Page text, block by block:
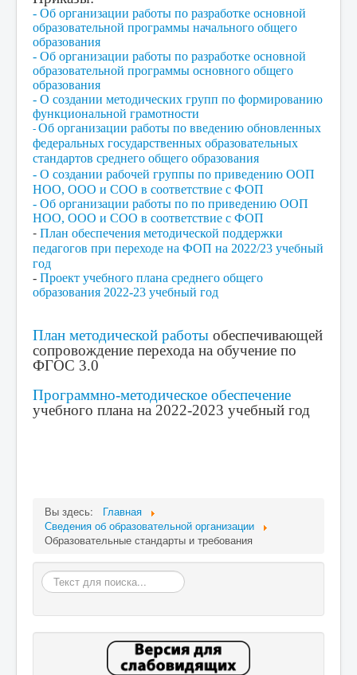
- Об организации работы по разработке основной
образовательной программы начального общего
образования
- Об организации работы по разработке основной
образовательной программы основного общего
образования
- О создании методических групп по формированию
функциональной грамотности
- Об организации работы по введению обновленных
федеральных государственных образовательных
стандартов среднего общего образования
- О создании рабочей группы по приведению ООП
НОО, ООО и СОО в соответствие с ФОП
- Об организации работы по по приведению ООП
НОО, ООО и СОО в соответствие с ФОП
- План обеспечения методической поддержки
педагогов при переходе на ФОП на 2022/23 учебный
год
- Проект учебного плана среднего общего
образования 2022-23 учебный год
План методической работы обеспечивающей
сопровождение перехода на обучение по
ФГОС 3.0
Программно-методическое обеспечение
учебного плана на 2022-2023 учебный год
Вы здесь:
Главная
Сведения об образовательной организации
Образовательные стандарты и требования
Искать